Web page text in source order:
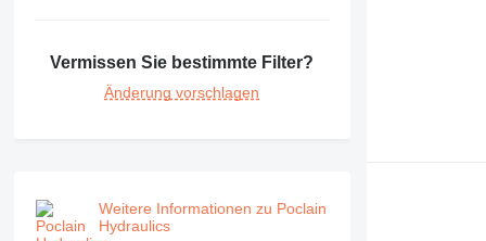
M-series
RM
Vermissen Sie bestimmte Filter?
Änderung vorschlagen
Weitere Informationen zu Poclain
Hydraulics